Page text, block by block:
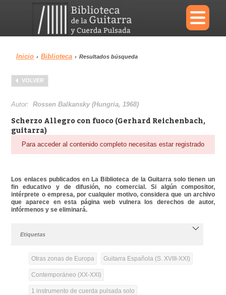
×
Menu
Biblioteca
Área personal Reproductor
Inicio › Biblioteca › Resultados búsqueda
VOLVER
Autor:Rossen Balkansky (Hungria, 1968)
Scherzo Allegro con fuoco (Gerhard Reichenbach,
guitarra)
Para acceder al contenido completo necesitas estar registrado
Los enlaces publicados en La Biblioteca de la Guitarra solo tienen un
fin educativo y de difusión, no comercial. Si algún compositor,
intérprete o empresa, por cualquier motivo, considera que un archivo
que aparece en esta página web vulnera los derechos de autor,
infórmenos y se eliminará.
Etiquetas
Otras zonas de Europa Guitarra Española (S. XVIII-XXI)
Contemporáneo (XX-XXI)
1 instrumento de cuerda pulsada solo